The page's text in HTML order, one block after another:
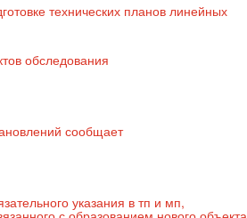
технических планов линейных
обследования
сообщает
указания в тп и мп,